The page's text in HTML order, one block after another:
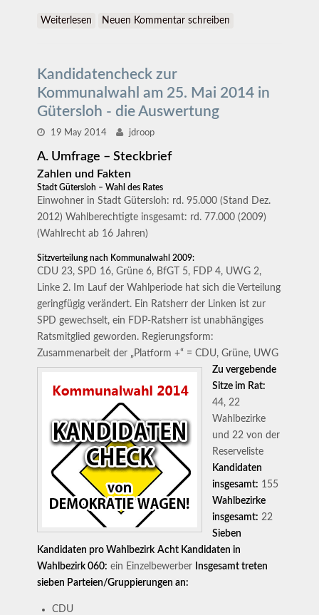
Weiterlesen über Presseinformation: Kandidatencheck von
Neuen Kommentar schreiben
Kandidatencheck zur
Kommunalwahl am 25. Mai 2014 in
Gütersloh - die Auswertung
19 May 2014 jdroop
A. Umfrage – Steckbrief
Zahlen und Fakten
Stadt Gütersloh – Wahl des Rates
Einwohner in Stadt Gütersloh: rd. 95.000 (Stand Dez.
2012) Wahlberechtigte insgesamt: rd. 77.000 (2009)
(Wahlrecht ab 16 Jahren)
Sitzverteilung nach Kommunalwahl 2009:
CDU 23, SPD 16, Grüne 6, BfGT 5, FDP 4, UWG 2,
Linke 2. Im Lauf der Wahlperiode hat sich die Verteilung
geringfügig verändert. Ein Ratsherr der Linken ist zur
SPD gewechselt, ein FDP-Ratsherr ist unabhängiges
Ratsmitglied geworden. Regierungsform:
Zusammenarbeit der „Platform +“ = CDU, Grüne, UWG
Zu vergebende
Sitze im Rat:
44, 22
Wahlbezirke
und 22 von der
Reserveliste
Kandidaten
insgesamt: 155
Wahlbezirke
insgesamt: 22
Sieben
Kandidaten pro Wahlbezirk Acht Kandidaten in
Wahlbezirk 060: ein Einzelbewerber
Insgesamt treten
sieben Parteien/Gruppierungen an:
CDU